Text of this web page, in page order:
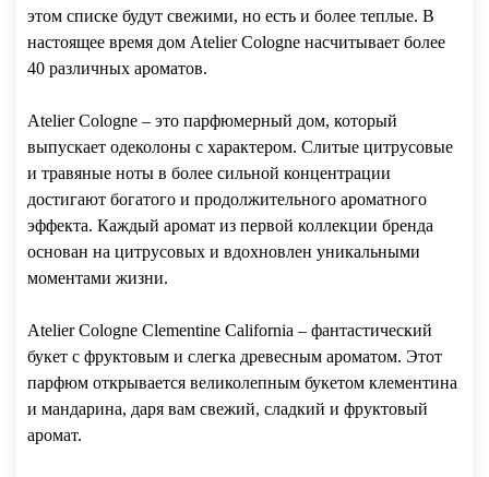
этом списке будут свежими, но есть и более теплые. В
настоящее время дом Atelier Cologne насчитывает более
40 различных ароматов.
Atelier Cologne – это парфюмерный дом, который
выпускает одеколоны с характером. Слитые цитрусовые
и травяные ноты в более сильной концентрации
достигают богатого и продолжительного ароматного
эффекта. Каждый аромат из первой коллекции бренда
основан на цитрусовых и вдохновлен уникальными
моментами жизни.
Atelier Cologne Clementine California – фантастический
букет с фруктовым и слегка древесным ароматом. Этот
парфюм открывается великолепным букетом клементина
и мандарина, даря вам свежий, сладкий и фруктовый
аромат.